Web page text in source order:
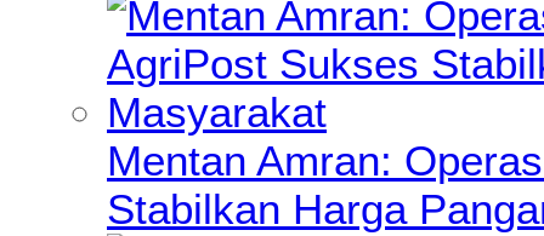
Mentan Amran:
Stabilkan Harga